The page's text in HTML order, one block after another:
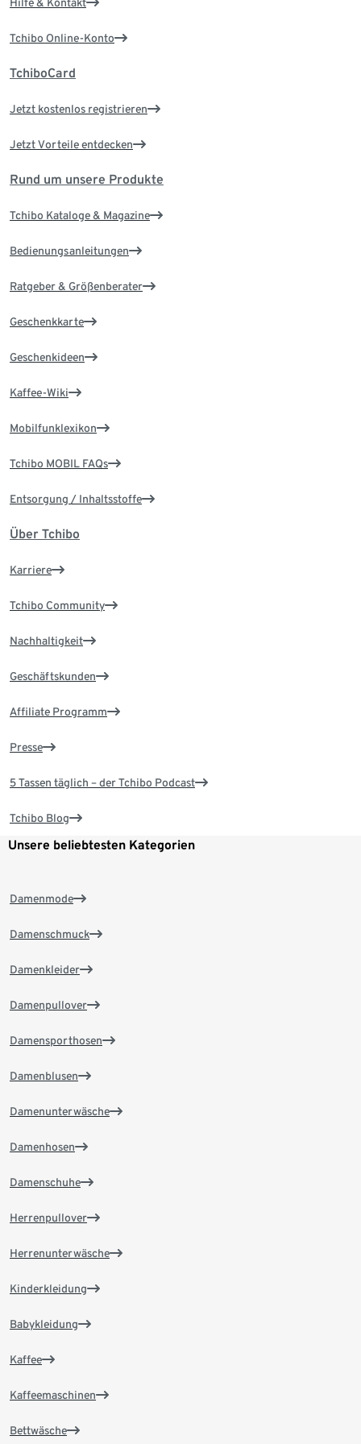
Hilfe & Kontakt
Tchibo Online-Konto
TchiboCard
Jetzt kostenlos registrieren
Jetzt Vorteile entdecken
Rund um unsere Produkte
Tchibo Kataloge & Magazine
Bedienungsanleitungen
Ratgeber & Größenberater
Geschenkkarte
Geschenkideen
Kaffee-Wiki
Mobilfunklexikon
Tchibo MOBIL FAQs
Entsorgung / Inhaltsstoffe
Über Tchibo
Karriere
Tchibo Community
Nachhaltigkeit
Geschäftskunden
Affiliate Programm
Presse
5 Tassen täglich – der Tchibo Podcast
Tchibo Blog
Unsere beliebtesten Kategorien
Damenmode
Damenschmuck
Damenkleider
Damenpullover
Damensporthosen
Damenblusen
Damenunterwäsche
Damenhosen
Damenschuhe
Herrenpullover
Herrenunterwäsche
Kinderkleidung
Babykleidung
Kaffee
Kaffeemaschinen
Bettwäsche